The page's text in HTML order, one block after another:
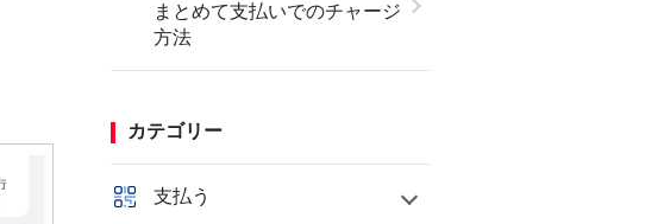
まとめて支払いでのチャージ
方法
カテゴリー
支払う